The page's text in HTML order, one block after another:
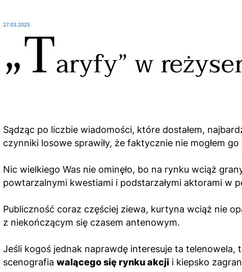
27.03.2025
„Taryfy” w
Sądząc po liczbie wiadomości, które dostałem,
czynniki losowe sprawiły, że faktycznie nie mogłem
Nic wielkiego Was nie ominęło, bo na rynku wciąż
powtarzalnymi kwestiami i podstarzałymi aktorami w
Publiczność coraz częściej ziewa, kurtyna wciąż nie
z niekończącym się czasem antenowym.
Jeśli kogoś jednak naprawdę interesuje ta
scenografia walącego się rynku akcji i kiepsko